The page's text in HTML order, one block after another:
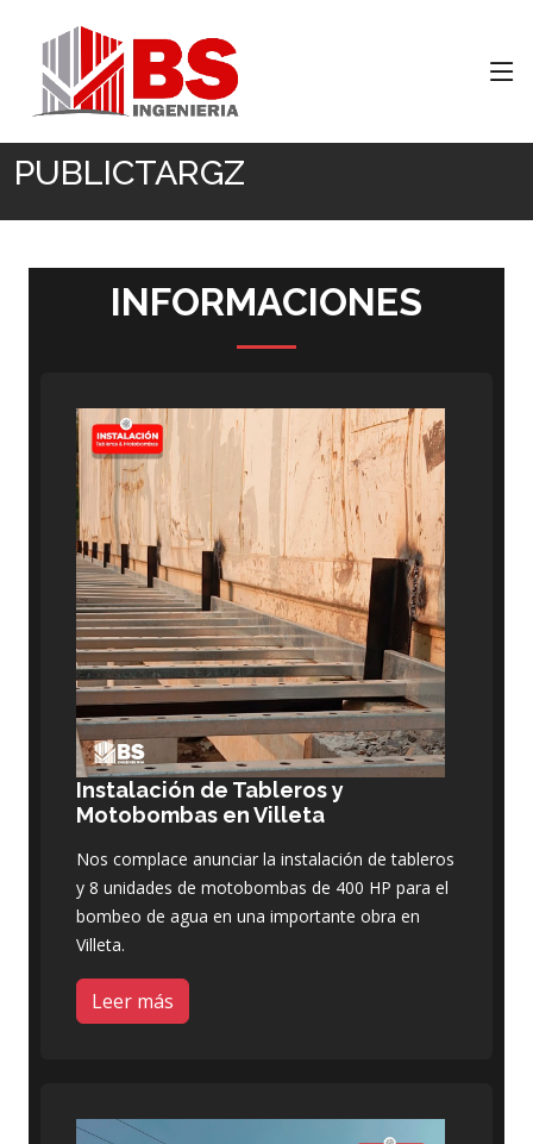
PUBLICTARGZ
INFORMACIONES
Instalación de Tableros y
Motobombas en Villeta
Nos complace anunciar la instalación de tableros
y 8 unidades de motobombas de 400 HP para el
bombeo de agua en una importante obra en
Villeta.
Leer más